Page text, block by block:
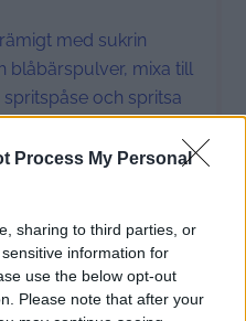
Process My Personal
sharing to third parties, or
information for
use the below opt-out
Please note that after your
med sukrin
blåbärspulver, mixa till
och spritsa